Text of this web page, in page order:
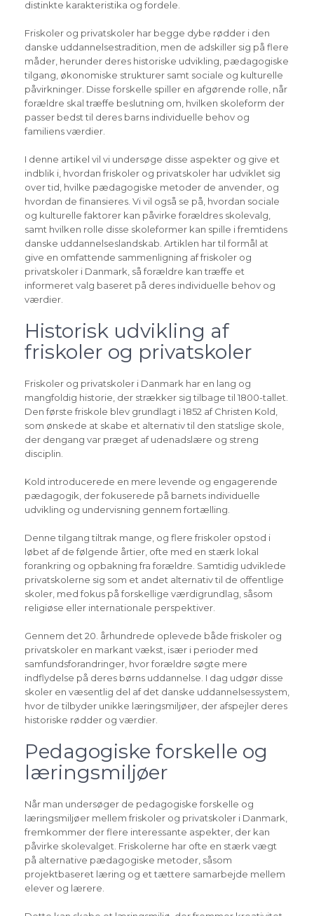
distinkte karakteristika og fordele.
Friskoler og privatskoler har begge dybe rødder i den
danske uddannelsestradition, men de adskiller sig på flere
måder, herunder deres historiske udvikling, pædagogiske
tilgang, økonomiske strukturer samt sociale og kulturelle
påvirkninger. Disse forskelle spiller en afgørende rolle, når
forældre skal træffe beslutning om, hvilken skoleform der
passer bedst til deres barns individuelle behov og
familiens værdier.
I denne artikel vil vi undersøge disse aspekter og give et
indblik i, hvordan friskoler og privatskoler har udviklet sig
over tid, hvilke pædagogiske metoder de anvender, og
hvordan de finansieres. Vi vil også se på, hvordan sociale
og kulturelle faktorer kan påvirke forældres skolevalg,
samt hvilken rolle disse skoleformer kan spille i fremtidens
danske uddannelseslandskab. Artiklen har til formål at
give en omfattende sammenligning af friskoler og
privatskoler i Danmark, så forældre kan træffe et
informeret valg baseret på deres individuelle behov og
værdier.
Historisk udvikling af
friskoler og privatskoler
Friskoler og privatskoler i Danmark har en lang og
mangfoldig historie, der strækker sig tilbage til 1800-tallet.
Den første friskole blev grundlagt i 1852 af Christen Kold,
som ønskede at skabe et alternativ til den statslige skole,
der dengang var præget af udenadslære og streng
disciplin.
Kold introducerede en mere levende og engagerende
pædagogik, der fokuserede på barnets individuelle
udvikling og undervisning gennem fortælling.
Denne tilgang tiltrak mange, og flere friskoler opstod i
løbet af de følgende årtier, ofte med en stærk lokal
forankring og opbakning fra forældre. Samtidig udviklede
privatskolerne sig som et andet alternativ til de offentlige
skoler, med fokus på forskellige værdigrundlag, såsom
religiøse eller internationale perspektiver.
Gennem det 20. århundrede oplevede både friskoler og
privatskoler en markant vækst, især i perioder med
samfundsforandringer, hvor forældre søgte mere
indflydelse på deres børns uddannelse. I dag udgør disse
skoler en væsentlig del af det danske uddannelsessystem,
hvor de tilbyder unikke læringsmiljøer, der afspejler deres
historiske rødder og værdier.
Pedagogiske forskelle og
læringsmiljøer
Når man undersøger de pedagogiske forskelle og
læringsmiljøer mellem friskoler og privatskoler i Danmark,
fremkommer der flere interessante aspekter, der kan
påvirke skolevalget. Friskolerne har ofte en stærk vægt
på alternative pædagogiske metoder, såsom
projektbaseret læring og et tættere samarbejde mellem
elever og lærere.